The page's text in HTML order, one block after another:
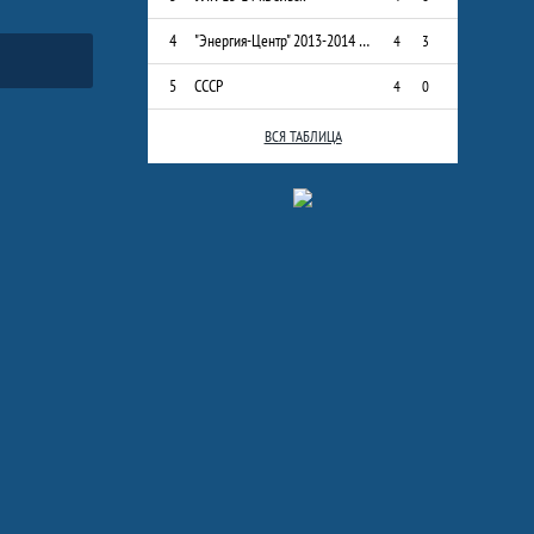
4 "Энергия-Центр" 2013-2014 г.р. 4 3
5 СССР 4 0
ВСЯ ТАБЛИЦА